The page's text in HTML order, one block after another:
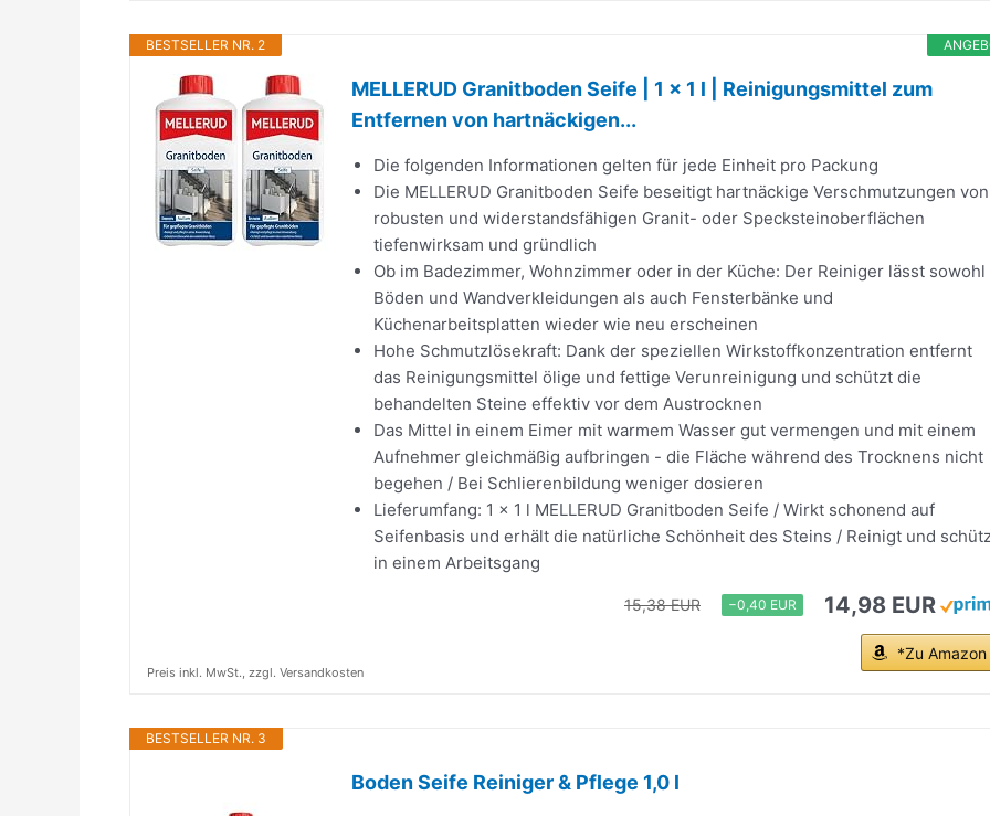
BESTSELLER NR. 2
MELLERUD Granitboden Seife | 1 x 1 l | Reinigungsmittel zum
Entfernen von hartnäckigen...
Die folgenden Informationen gelten für jede Einheit pro Packung
Die MELLERUD Granitboden Seife beseitigt hartnäckige Verschmutzungen von
robusten und widerstandsfähigen Granit- oder Specksteinoberflächen
tiefenwirksam und gründlich
Ob im Badezimmer, Wohnzimmer oder in der Küche: Der Reiniger lässt sowohl
Böden und Wandverkleidungen als auch Fensterbänke und
Küchenarbeitsplatten wieder wie neu erscheinen
Hohe Schmutzlösekraft: Dank der speziellen Wirkstoffkonzentration entfernt
das Reinigungsmittel ölige und fettige Verunreinigung und schützt die
behandelten Steine effektiv vor dem Austrocknen
Das Mittel in einem Eimer mit warmem Wasser gut vermengen und mit einem
Aufnehmer gleichmäßig aufbringen - die Fläche während des Trocknens nicht
begehen / Bei Schlierenbildung weniger dosieren
Lieferumfang: 1 x 1 l MELLERUD Granitboden Seife / Wirkt schonend auf
Seifenbasis und erhält die natürliche Schönheit des Steins / Reinigt und
in einem Arbeitsgang
15,38 EUR −0,40 EUR 14,98 EUR
*Zu Amazon
Preis inkl. MwSt., zzgl. Versandkosten
BESTSELLER NR. 3
Boden Seife Reiniger & Pflege 1,0 l